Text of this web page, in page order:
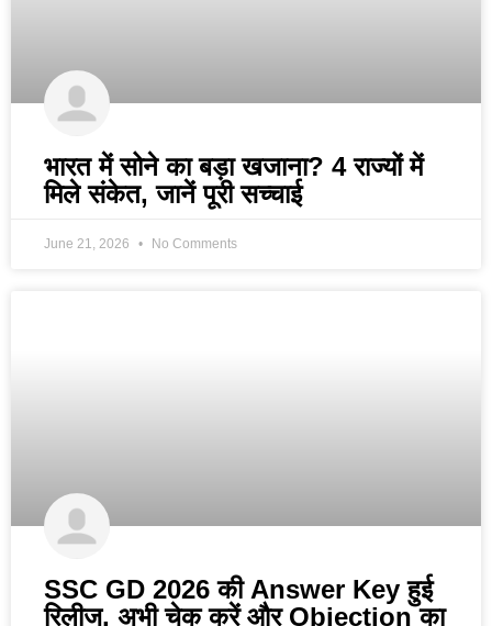
भारत में सोने का बड़ा खजाना? 4 राज्यों में
मिले संकेत, जानें पूरी सच्चाई
June 21, 2026 No Comments
SSC GD 2026 की Answer Key हुई
रिलीज, अभी चेक करें और Objection का